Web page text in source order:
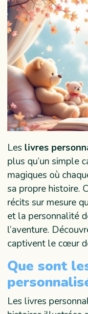
Les livres
plus qu’un simple
magiques où
sa propre histoire.
récits sur mesure
et la personnalité
l’aventure.
captivent le cœur
Que sont
Les livres